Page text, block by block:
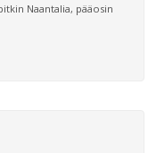
Naantalia, pääosin